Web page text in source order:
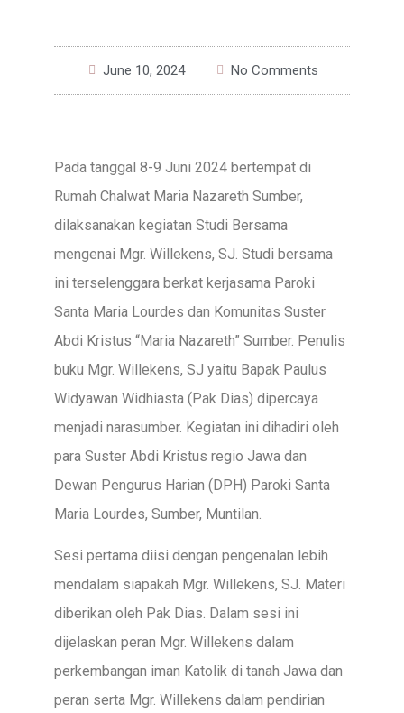
June 10, 2024 No Comments
Pada tanggal 8-9 Juni 2024 bertempat di
Rumah Chalwat Maria Nazareth Sumber,
dilaksanakan kegiatan Studi Bersama
mengenai Mgr. Willekens, SJ. Studi bersama
ini terselenggara berkat kerjasama Paroki
Santa Maria Lourdes dan Komunitas Suster
Abdi Kristus “Maria Nazareth” Sumber. Penulis
buku Mgr. Willekens, SJ yaitu Bapak Paulus
Widyawan Widhiasta (Pak Dias) dipercaya
menjadi narasumber. Kegiatan ini dihadiri oleh
para Suster Abdi Kristus regio Jawa dan
Dewan Pengurus Harian (DPH) Paroki Santa
Maria Lourdes, Sumber, Muntilan.
Sesi pertama diisi dengan pengenalan lebih
mendalam siapakah Mgr. Willekens, SJ. Materi
diberikan oleh Pak Dias. Dalam sesi ini
dijelaskan peran Mgr. Willekens dalam
perkembangan iman Katolik di tanah Jawa dan
peran serta Mgr. Willekens dalam pendirian